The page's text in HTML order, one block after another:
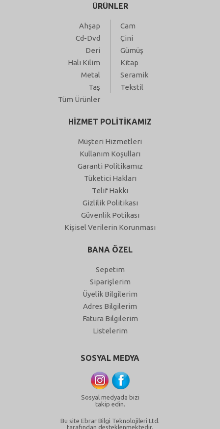
ÜRÜNLER
Ahşap
Cam
Cd-Dvd
Çini
Deri
Gümüş
Halı Kilim
Kitap
Metal
Seramik
Taş
Tekstil
Tüm Ürünler
HİZMET POLİTİKAMIZ
Müşteri Hizmetleri
Kullanım Koşulları
Garanti Politikamız
Tüketici Hakları
Telif Hakkı
Gizlilik Politikası
Güvenlik Potikası
Kişisel Verilerin Korunması
BANA ÖZEL
Sepetim
Siparişlerim
Üyelik Bilgilerim
Adres Bilgilerim
Fatura Bilgilerim
Listelerim
SOSYAL MEDYA
Sosyal medyada bizi
takip edin.
Bu site Ebrar Bilgi Teknolojileri Ltd.
tarafından desteklenmektedir.